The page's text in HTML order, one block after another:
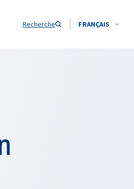
Recherche FRANÇAIS